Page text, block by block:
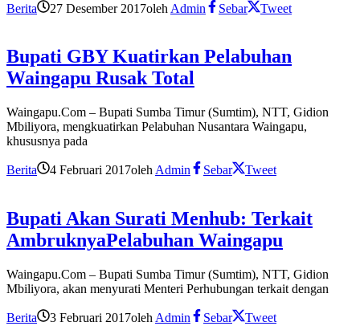
Berita 27 Desember 2017oleh Admin Sebar Tweet
Bupati GBY Kuatirkan Pelabuhan
Waingapu Rusak Total
Waingapu.Com – Bupati Sumba Timur (Sumtim), NTT, Gidion
Mbiliyora, mengkuatirkan Pelabuhan Nusantara Waingapu,
khususnya pada
Berita 4 Februari 2017oleh Admin Sebar Tweet
Bupati Akan Surati Menhub: Terkait
AmbruknyaPelabuhan Waingapu
Waingapu.Com – Bupati Sumba Timur (Sumtim), NTT, Gidion
Mbiliyora, akan menyurati Menteri Perhubungan terkait dengan
Berita 3 Februari 2017oleh Admin Sebar Tweet